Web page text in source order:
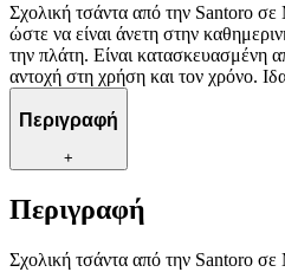
Σχολική τσάντα από την Santoro
ώστε να είναι άνετη στην
την πλάτη. Είναι κατασκευασμένη
αντοχή στη χρήση και τον χρόνο.
Περιγραφή
+
Περιγραφή
Σχολική τσάντα από την Santoro